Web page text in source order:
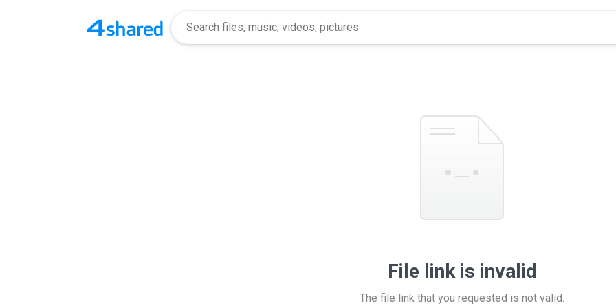
File link is invalid
The file link that you requested is not valid.